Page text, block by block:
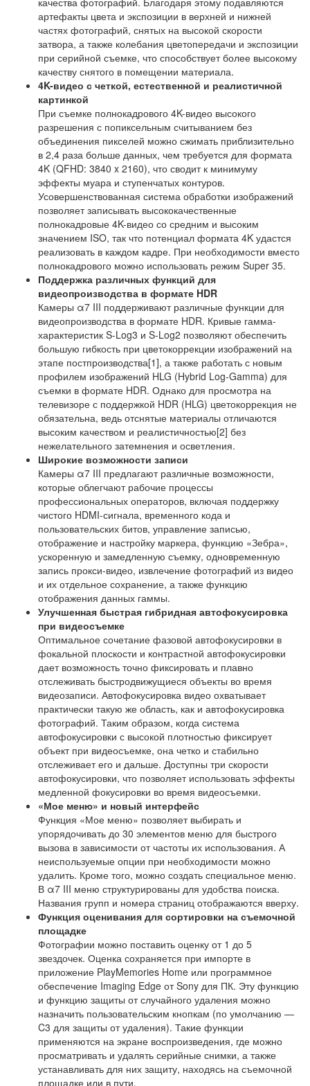
артефакты цвета и экспозиции в верхней и нижней
частях фотографий, снятых на высокой скорости
затвора, а также колебания цветопередачи и экспозиции
при серийной съемке, что способствует более высокому
качеству снятого в помещении материала.
4K-видео с четкой, естественной и реалистичной
картинкой
При съемке полнокадрового 4K-видео высокого
разрешения с попиксельным считыванием без
объединения пикселей можно сжимать приблизительно
в 2,4 раза больше данных, чем требуется для формата
4K (QFHD: 3840 x 2160), что сводит к минимуму
эффекты муара и ступенчатых контуров.
Усовершенствованная система обработки изображений
позволяет записывать высококачественные
полнокадровые 4K-видео со средним и высоким
значением ISO, так что потенциал формата 4K удастся
реализовать в каждом кадре. При необходимости вместо
полнокадрового можно использовать режим Super 35.
Поддержка различных функций для
видеопроизводства в формате HDR
Камеры α7 III поддерживают различные функции для
видеопроизводства в формате HDR. Кривые гамма-
характеристик S-Log3 и S-Log2 позволяют обеспечить
большую гибкость при цветокоррекции изображений на
этапе постпроизводства[1], а также работать с новым
профилем изображений HLG (Hybrid Log-Gamma) для
съемки в формате HDR. Однако для просмотра на
телевизоре с поддержкой HDR (HLG) цветокоррекция не
обязательна, ведь отснятые материалы отличаются
высоким качеством и реалистичностью[2] без
нежелательного затемнения и осветления.
Широкие возможности записи
Камеры α7 III предлагают различные возможности,
которые облегчают рабочие процессы
профессиональных операторов, включая поддержку
чистого HDMI-сигнала, временного кода и
пользовательских битов, управление записью,
отображение и настройку маркера, функцию «Зебра»,
ускоренную и замедленную съемку, одновременную
запись прокси-видео, извлечение фотографий из видео
и их отдельное сохранение, а также функцию
отображения данных гаммы.
Улучшенная быстрая гибридная автофокусировка
при видеосъемке
Оптимальное сочетание фазовой автофокусировки в
фокальной плоскости и контрастной автофокусировки
дает возможность точно фиксировать и плавно
отслеживать быстродвижущиеся объекты во время
видеозаписи. Автофокусировка видео охватывает
практически такую же область, как и автофокусировка
фотографий. Таким образом, когда система
автофокусировки с высокой плотностью фиксирует
объект при видеосъемке, она четко и стабильно
отслеживает его и дальше. Доступны три скорости
автофокусировки, что позволяет использовать эффекты
медленной фокусировки во время видеосъемки.
«Мое меню» и новый интерфейс
Функция «Мое меню» позволяет выбирать и
упорядочивать до 30 элементов меню для быстрого
вызова в зависимости от частоты их использования. А
неиспользуемые опции при необходимости можно
удалить. Кроме того, можно создать специальное меню.
В α7 III меню структурированы для удобства поиска.
Названия групп и номера страниц отображаются вверху.
Функция оценивания для сортировки на съемочной
площадке
Фотографии можно поставить оценку от 1 до 5
звездочек. Оценка сохраняется при импорте в
приложение PlayMemories Home или программное
обеспечение Imaging Edge от Sony для ПК. Эту функцию
и функцию защиты от случайного удаления можно
назначить пользовательским кнопкам (по умолчанию —
C3 для защиты от удаления). Такие функции
применяются на экране воспроизведения, где можно
просматривать и удалять серийные снимки, а также
устанавливать для них защиту, находясь на съемочной
площадке или в пути.